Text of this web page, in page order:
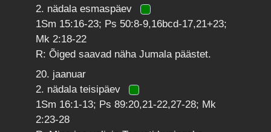
2. nädala esmaspäev
1Sm 15:16-23; Ps 50:8-9,16bcd-17,21+23;
Mk 2:18-22
R: Õiged saavad näha Jumala päästet.
20. jaanuar
2. nädala teisipäev
1Sm 16:1-13; Ps 89:20,21-22,27-28; Mk
2:23-28